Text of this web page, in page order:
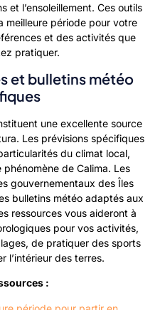
et l’ensoleillement. Ces outils
meilleure période pour votre
et des activités que
pratiquer.
et bulletins météo
une excellente source
Les prévisions spécifiques
du climat local,
de Calima. Les
gouvernementaux des Îles
bulletins météo adaptés aux
ressources vous aideront à
pour vos activités,
de pratiquer des sports
l’intérieur des terres.
: